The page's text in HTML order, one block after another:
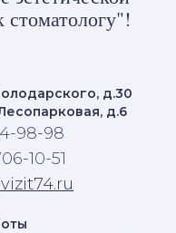
стоматологу"!
д.30
д.6
98-98
10-51